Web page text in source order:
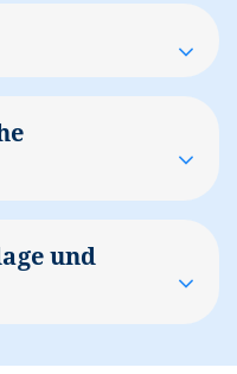
lieferarer
Online-
und